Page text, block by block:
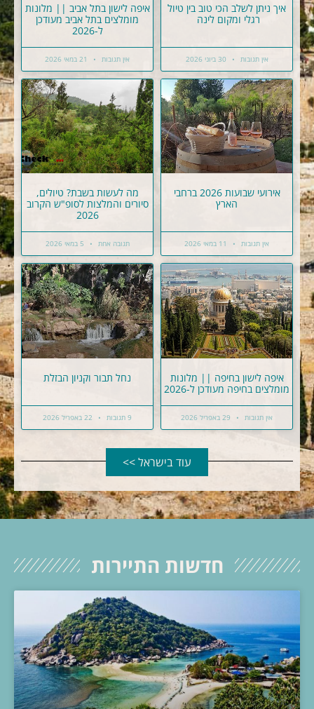
איך ניתן לשלב הכי טוב בין טיול
רגלי ומקום לינה
אין תגובות
איפה לישון בתל אביב || מלונות
מומלצים בתל אביב מעודכן
ל-2026
אין תגובות
אירועי שבועות 2026 ברחבי
הארץ
אין תגובות
מה לעשות בשבת? טיולים,
סיורים והמלצות לסופ"ש הקרוב
2026
תגובה אחת
איפה לישון בחיפה || מלונות
מומלצים בחיפה מעודכן ל-2026
אין תגובות
נחל תבור וקניון הבזלת
9 תגובות
עוד בישראל >>
חדשות התיירות